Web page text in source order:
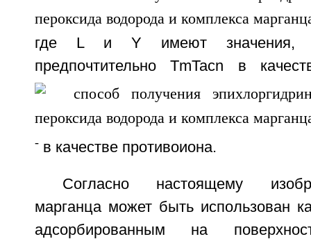
где L и Y имеют значения,
предпочтительно TmTacn в
-в качестве противоиона.
Согласно настоящему
марганца может быть использован
адсорбированным на